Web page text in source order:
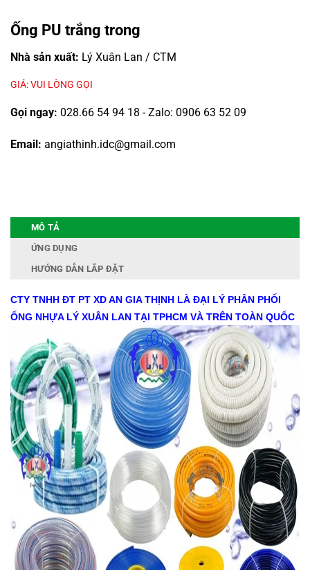
Ống PU trắng trong
Nhà sản xuất: Lý Xuân Lan / CTM
GIÁ: VUI LÒNG GỌI
Gọi ngay: 028.66 54 94 18 - Zalo: 0906 63 52 09
Email: angiathinh.idc@gmail.com
MÔ TẢ
ỨNG DỤNG
HƯỚNG DẪN LẮP ĐẶT
CTY TNHH ĐT PT XD AN GIA THỊNH LÀ ĐẠI LÝ PHÂN PHỐI
ỐNG NHỰA LÝ XUÂN LAN TẠI TPHCM VÀ TRÊN TOÀN QUỐC